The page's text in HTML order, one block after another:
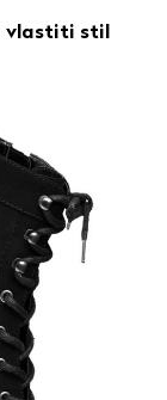
vlastiti stil